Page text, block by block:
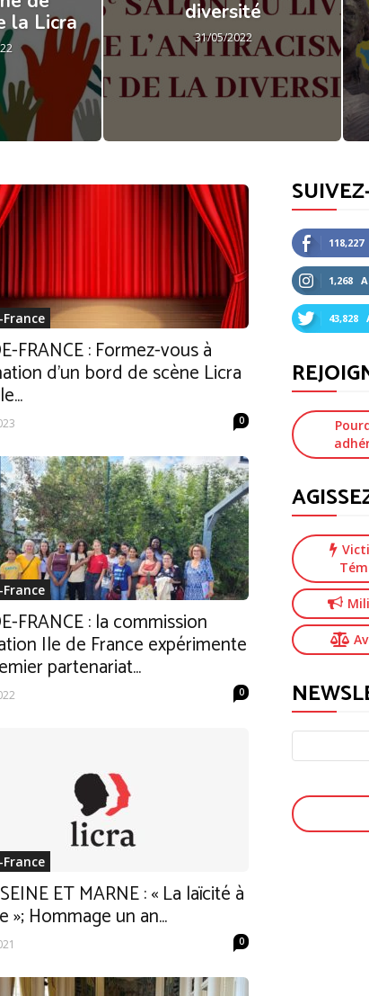
la Licra
diversité
31/05/2022
FRANCE : Formez-vous à
d’un bord de scène Licra
0
FRANCE : la commission
Ile de France expérimente
partenariat...
0
ET MARNE : « La laïcité à
»; Hommage un an...
0
118,227
1,268
43,828